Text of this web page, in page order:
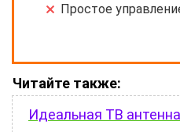
Простое
Читайте также:
Идеальная ТВ